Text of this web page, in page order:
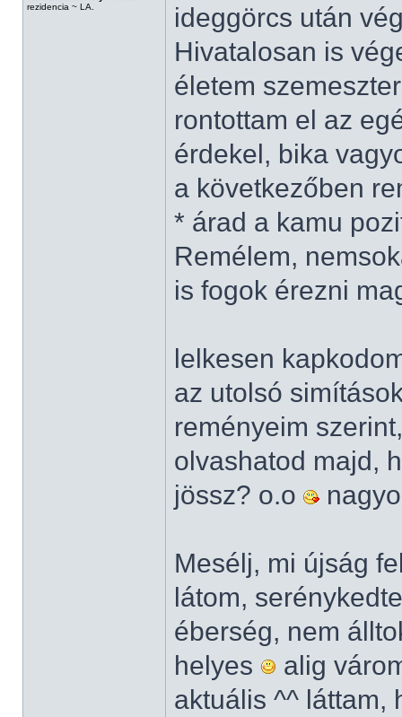
rezidencia ~ LA.
ideggörcs után
Hivatalosan is
életem
rontottam el az
érdekel, bika
a következőben
* árad a kamu
Remélem,
is fogok érezni
lelkesen
az utolsó
reményeim
olvashatod majd,
jössz? o.o
Mesélj, mi újság
látom,
éberség, nem
helyes
alig
aktuális ^^ láttam,